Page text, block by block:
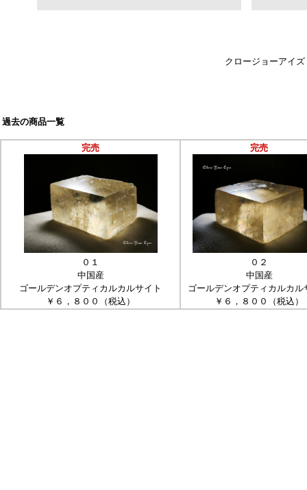
クロージョーアイ
過去の商品一覧
完売
０１
中国産
ゴールデンオプティカルカルサイト
￥６，８００（税込）
完売
０２
中国産
ゴールデンオプティカルカル
￥６，８００（税込）